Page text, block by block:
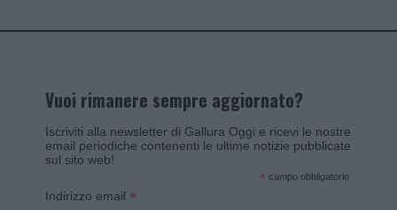
Vuoi rimanere sempre aggiornato?
Iscriviti alla newsletter di Gallura Oggi e ricevi le nostre
email periodiche contenenti le ultime notizie pubblicate
sul sito web!
* campo obbligatorio
Indirizzo email *